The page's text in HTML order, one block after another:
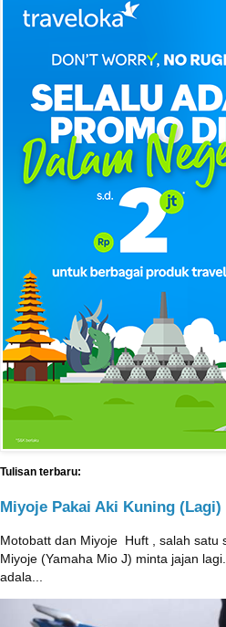
Tulisan terbaru:
Miyoje Pakai Aki Kuning (Lagi)
Motobatt dan Miyoje ‎ Huft , salah satu
Miyoje (Yamaha Mio J) minta jajan
adala...